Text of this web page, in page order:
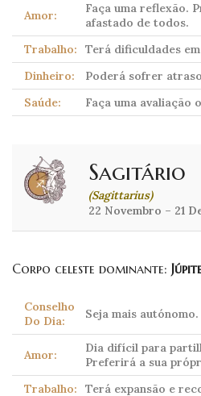
Amor:
Faça uma reflexão.
afastado de todos.
Trabalho:
Terá dificuldades
Dinheiro:
Poderá sofrer
Saúde:
Faça uma avaliação
Sagitário
(Sagittarius)
22 Novembro – 21
Corpo celeste dominante:
Conselho
Do Dia:
Seja mais autónomo.
Amor:
Dia difícil para
Preferirá a sua
Trabalho:
Terá expansão e